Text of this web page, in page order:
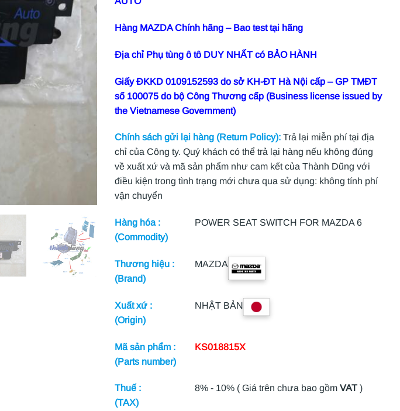
Hàng MAZDA Chính hãng – Bao test tại hãng
Địa chỉ Phụ tùng ô tô DUY NHẤT có BẢO HÀNH
Giấy ĐKKD 0109152593 do sở KH-ĐT Hà Nội cấp – GP TMĐT
số 100075 do bộ Công Thương cấp (Business license issued by
the Vietnamese Government)
Chính sách gửi lại hàng (Return Policy):Trả lại miễn phí tại địa
chỉ của Công ty. Quý khách có thể trả lại hàng nếu không đúng
về xuất xứ và mã sản phẩm như cam kết của Thành Dũng với
điều kiện trong tình trạng mới chưa qua sử dụng: không tính phí
vận chuyển
Hàng hóa :
(Commodity)
POWER SEAT SWITCH FOR MAZDA 6
Thương hiệu :
(Brand)
MAZDA
Xuất xứ :
(Origin)
NHẬT BẢN
Mã sản phẩm :
(Parts number)
KS018815X
Thuế :
(TAX)
8% - 10% ( Giá trên chưa bao gồmVAT )